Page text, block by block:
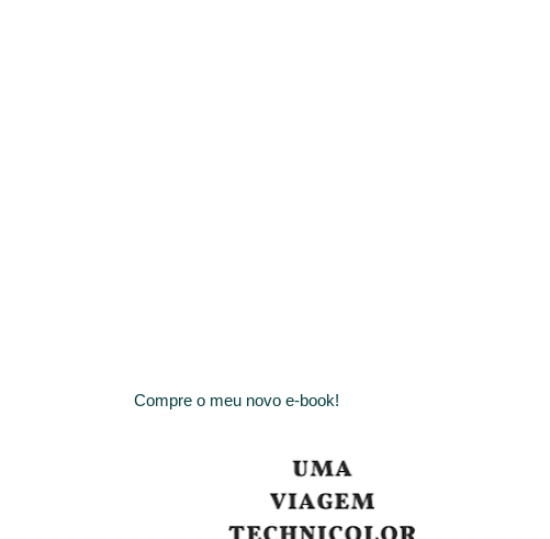
Compre o meu novo e-book!